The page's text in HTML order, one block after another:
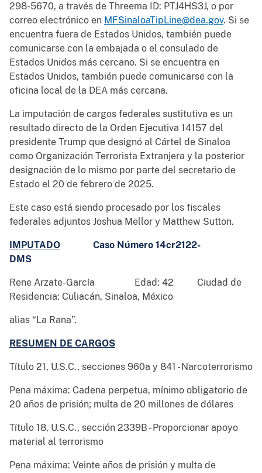
298-5670, a través de Threema ID: PTJ4HS3J, o por
correo electrónico en MFSinaloaTipLine@dea.gov. Si se
encuentra fuera de Estados Unidos, también puede
comunicarse con la embajada o el consulado de
Estados Unidos más cercano. Si se encuentra en
Estados Unidos, también puede comunicarse con la
oficina local de la DEA más cercana.
La imputación de cargos federales sustitutiva es un
resultado directo de la Orden Ejecutiva 14157 del
presidente Trump que designó al Cártel de Sinaloa
como Organización Terrorista Extranjera y la posterior
designación de lo mismo por parte del secretario de
Estado el 20 de febrero de 2025.
Este caso está siendo procesado por los fiscales
federales adjuntos Joshua Mellor y Matthew Sutton.
IMPUTADO Caso Número 14cr2122-
DMS
Rene Arzate-García Edad: 42 Ciudad de
Residencia: Culiacán, Sinaloa, México
alias “La Rana”.
RESUMEN DE CARGOS
Título 21, U.S.C., secciones 960a y 841 - Narcoterrorismo
Pena máxima: Cadena perpetua, mínimo obligatorio de
20 años de prisión; multa de 20 millones de dólares
Título 18, U.S.C., sección 2339B - Proporcionar apoyo
material al terrorismo
Pena máxima: Veinte años de prisión y multa de